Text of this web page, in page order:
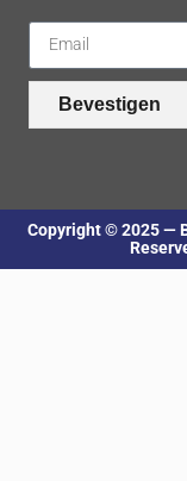
Bevestigen
Copyright © 2025 —